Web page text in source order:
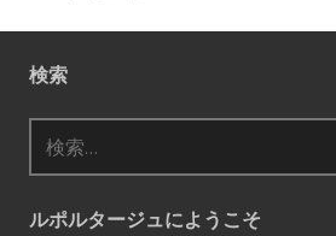
検索
索:
ルポルタージュにようこそ